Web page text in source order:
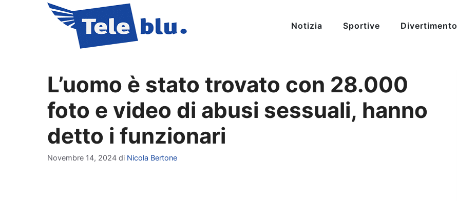
Notizia Sportive Divertimento
L’uomo è stato trovato con 28.000
foto e video di abusi sessuali, hanno
detto i funzionari
Novembre 14, 2024 di Nicola Bertone